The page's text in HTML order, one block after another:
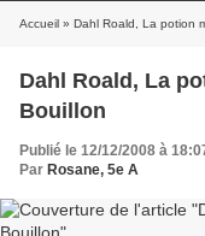
Accueil » Dahl Roald, La potion
Dahl Roald, La
Bouillon
Publié le 12/12/2008 à
Par Rosane, 5e A